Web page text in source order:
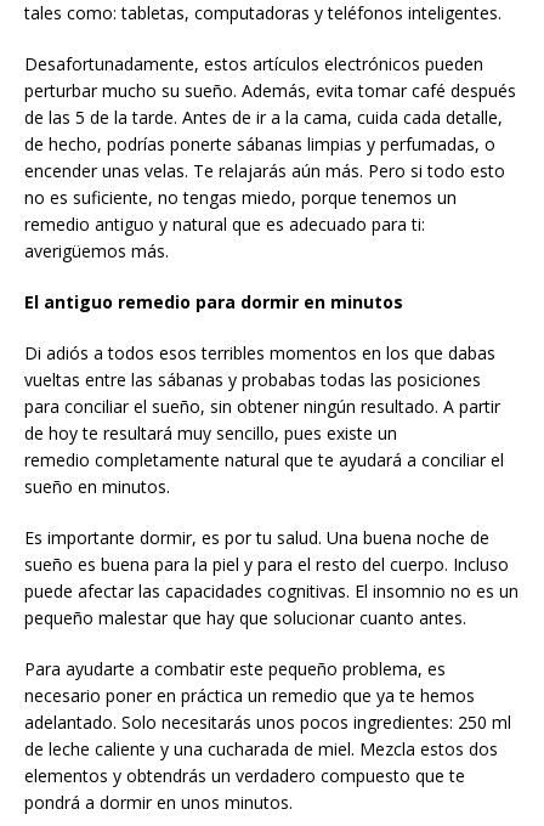
tales como: tabletas, computadoras y teléfonos inteligentes.
Desafortunadamente, estos artículos electrónicos pueden
perturbar mucho su sueño. Además, evita tomar café después
de las 5 de la tarde. Antes de ir a la cama, cuida cada detalle,
de hecho, podrías ponerte sábanas limpias y perfumadas, o
encender unas velas. Te relajarás aún más. Pero si todo esto
no es suficiente, no tengas miedo, porque tenemos un
remedio antiguo y natural que es adecuado para ti:
averigüemos más.
El antiguo remedio para dormir en minutos
Di adiós a todos esos terribles momentos en los que dabas
vueltas entre las sábanas y probabas todas las posiciones
para conciliar el sueño, sin obtener ningún resultado. A partir
de hoy te resultará muy sencillo, pues existe un
remedio completamente natural que te ayudará a conciliar el
sueño en minutos.
Es importante dormir, es por tu salud. Una buena noche de
sueño es buena para la piel y para el resto del cuerpo. Incluso
puede afectar las capacidades cognitivas. El insomnio no es un
pequeño malestar que hay que solucionar cuanto antes.
Para ayudarte a combatir este pequeño problema, es
necesario poner en práctica un remedio que ya te hemos
adelantado. Solo necesitarás unos pocos ingredientes: 250 ml
de leche caliente y una cucharada de miel. Mezcla estos dos
elementos y obtendrás un verdadero compuesto que te
pondrá a dormir en unos minutos.